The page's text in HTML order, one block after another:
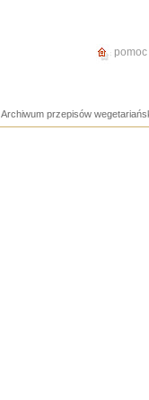
pomoc
Archiwum przepisów